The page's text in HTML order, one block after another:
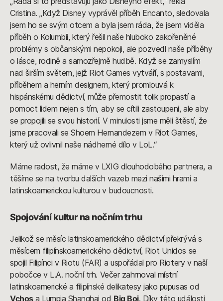
Cristina. „Když Disney vyprávěl příběh Encanto, sledovala
jsem ho se svým otcem a byla jsem ráda, že jsem viděla
příběh o Kolumbii, který řešil naše hluboko zakořeněné
problémy s občanskými nepokoji, ale pozvedl naše příběhy
o lásce, rodině a samozřejmě hudbě. Když se zamyslím
nad širším světem, jejž Riot Games vytváří, s postavami,
příběhem a herním designem, který promlouvá k
hispánskému dědictví, může přemostit tolik propastí a
pomoct lidem nejen s tím, aby se cítili zastoupeni, ale aby
se propojili se svou historií. V minulosti jsme měli štěstí, že
jsme pracovali se Shoem Hernandezem v Riot Games,
který už ovlivnil naše nádherné dílo v LoL.“
Máme radost, že máme v LXIG dlouhodobého partnera, a
těšíme se na tvorbu dalších vazeb mezi našimi hrami a
latinskoamerickou kulturou v budoucnosti.
Spojování kultur na nočním trhu
Jelikož se měsíc latinskoamerického dědictví překrývá s
měsícem filipínskoamerického dědictví, Riot Unidos se
spojil Filipínci v Riotu (FAR) a uspořádal pro Riotery v naší
pobočce v L.A. noční trh. Večer zahrnoval místní
latinskoamerické a filipínské delikatesy jako pupusas od
Vchosa Lumpia Shanghai od Big Boi. Díky této události